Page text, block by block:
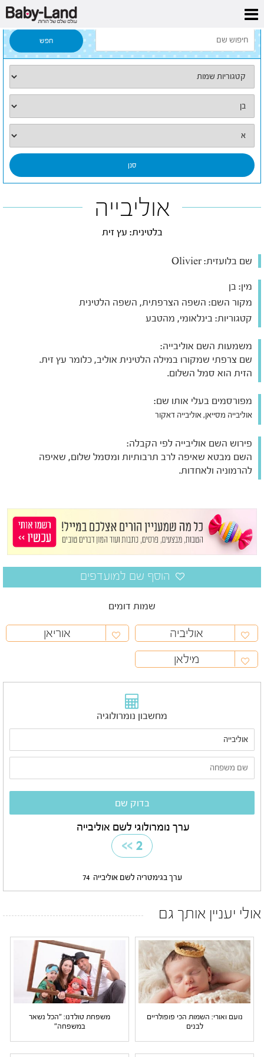
דף הבית
אוליבייה
בלטינית: עץ זית
שם בלועזית:
מין: בן
מקור השם: השפה הצרפתית, השפה הלטינית
קטגוריות: בינלאומי, מהטבע
משמעות השם אוליבייה:
שם צרפתי שמקורו במילה הלטינית אוליב, כלומר עץ זית.
הזית הוא סמל השלום.
מפורסמים בעלי אותו שם:
אוליבייה מסייאן, אוליבייה דאקור
פירוש השם אוליבייה לפי הקבלה:
השם מבטא שאיפה לרב תרבותיות ומסמל שלום, שאיפה
להרמוניה ולאחדות.
שמות דומים
אוליביה
אוריאן
מילאן
מחשבון נומרולוגיה
ערך נומרולוגי לשם אוליבייה
2
>>
ערך בגימטריה לשם אוליבייה 74
אולי יעניין אותך גם
נועם ואורי: השמות הכי פופולריים
לבנים
משפחת טולדנו: "הכל נשאר
במשפחה"